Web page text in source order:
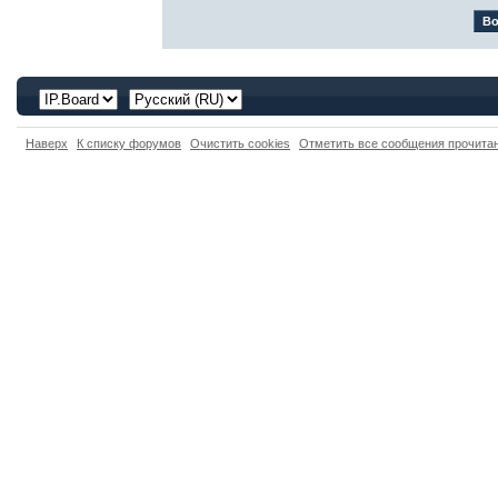
Наверх К списку форумов Очистить cookies Отметить все сообщения